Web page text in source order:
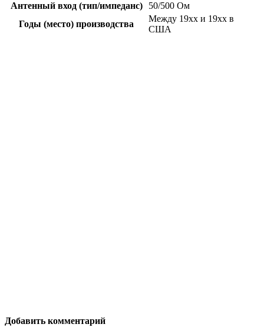
Антенный вход (тип/импеданс)
50/500 Ом
Годы (место) производства
Между 19xx и 19xx в
США
Добавить комментарий